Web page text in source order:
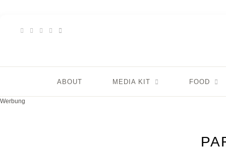
ABOUT MEDIA KIT FOOD
Werbung